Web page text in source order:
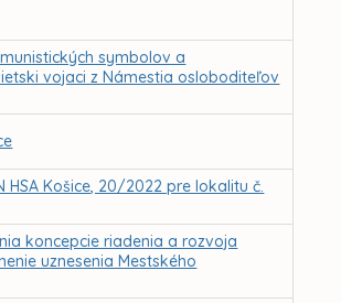
symbolov a
vojaci z Námestia osloboditeľov
Košice, 20/2022 pre lokalitu č.
koncepcie riadenia a rozvoja
uznesenia Mestského